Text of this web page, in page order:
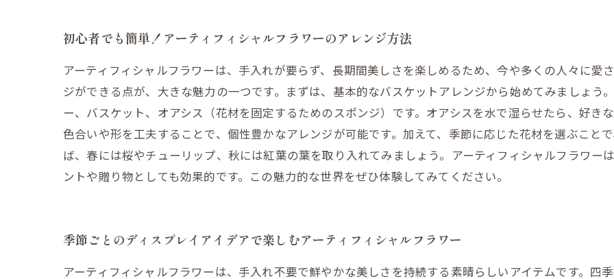
初心者でも簡単！アーティフィシャルフラワーのアレンジ方法
アーティフィシャルフラワーは、手入れが要らず、長期間美しさを楽しめるため、今や多くの人々に愛
ジができる点が、大きな魅力の一つです。まずは、基本的なバスケットアレンジから始めてみましょう
ー、バスケット、オアシス（花材を固定するためのスポンジ）です。オアシスを水で湿らせたら、好き
色合いや形を工夫することで、個性豊かなアレンジが可能です。加えて、季節に応じた花材を選ぶこと
ば、春には桜やチューリップ、秋には紅葉の葉を取り入れてみましょう。アーティフィシャルフラワー
ントや贈り物としても効果的です。この魅力的な世界をぜひ体験してみてください。
季節ごとのディスプレイアイデアで楽しむアーティフィシャルフラワー
アーティフィシャルフラワーは、手入れ不要で鮮やかな美しさを持続する素晴らしいアイテムです。四